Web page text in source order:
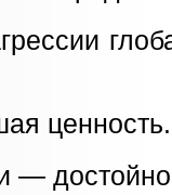
ценность.
—